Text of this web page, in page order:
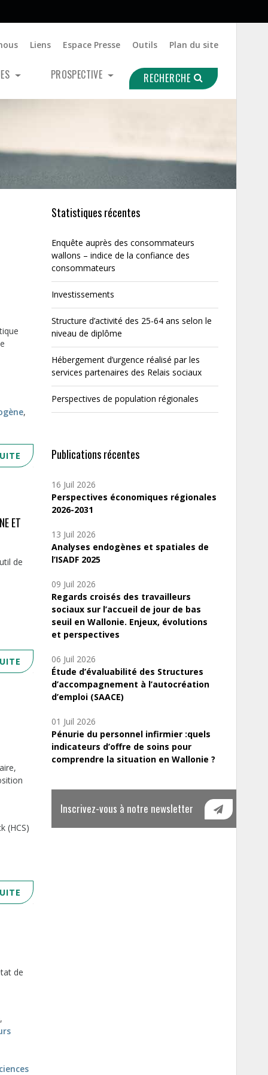
Liens Espace Presse Outils Plan du site
PROSPECTIVE RECHERCHE
,
ET
de
(HCS)
de
,
Statistiques récentes
Enquête auprès des consommateurs
wallons – indice de la confiance des
consommateurs
Investissements
Structure d’activité des 25-64 ans selon le
niveau de diplôme
Hébergement d’urgence réalisé par les
services partenaires des Relais sociaux
Perspectives de population régionales
Publications récentes
16 Juil 2026
Perspectives économiques régionales
2026-2031
13 Juil 2026
Analyses endogènes et spatiales de
l’ISADF 2025
09 Juil 2026
Regards croisés des travailleurs
sociaux sur l’accueil de jour de bas
seuil en Wallonie. Enjeux, évolutions
et perspectives
06 Juil 2026
Étude d’évaluabilité des Structures
d’accompagnement à l’autocréation
d’emploi (SAACE)
01 Juil 2026
Pénurie du personnel infirmier :quels
indicateurs d’offre de soins pour
comprendre la situation en Wallonie ?
Inscrivez-vous à notre newsletter